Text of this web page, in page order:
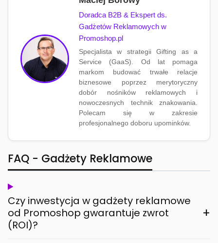
Doradca B2B & Ekspert ds.
Gadżetów Reklamowych w
Promoshop.pl
Specjalista w strategii Gifting as a
Service (GaaS). Od lat pomaga
markom budować trwałe relacje
biznesowe poprzez merytoryczny
dobór nośników reklamowych i
nowoczesnych technik znakowania.
Polecam się w zakresie
profesjonalnego doboru upominków.
FAQ - Gadżety Reklamowe
Czy inwestycja w gadżety reklamowe
od Promoshop gwarantuje zwrot
(ROI)?
+